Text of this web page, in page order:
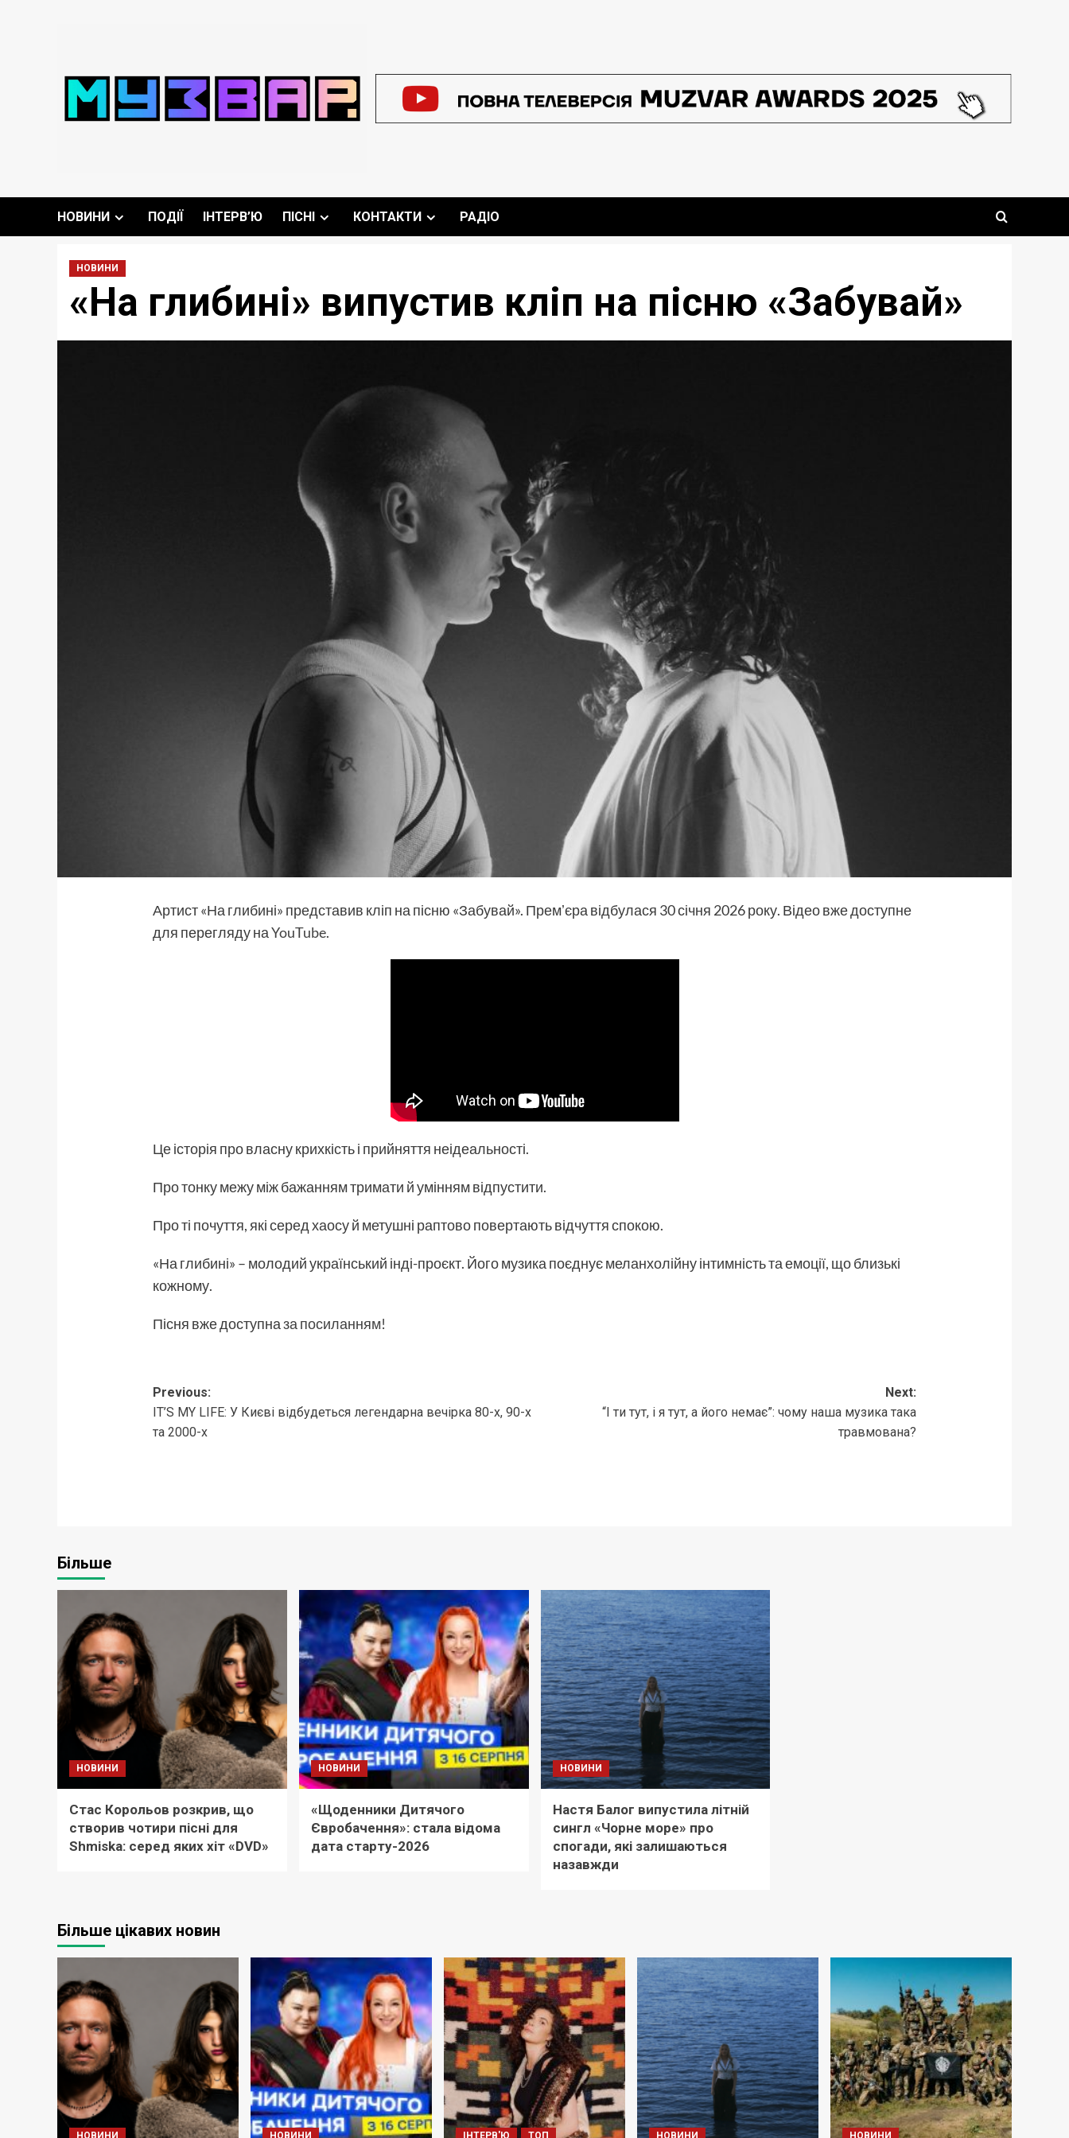
НОВИНИ ПОДІЇ ІНТЕРВ’Ю ПІСНІ КОНТАКТИ РАДІО
НОВИНИ
«На глибині» випустив кліп на пісню «Забувай»
Артист «На глибині» представив кліп на пісню «Забувай». Премʼєра відбулася 30 січня 2026 року. Відео вже доступне
для перегляду наYouTube.
Це історія про власну крихкість і прийняття неідеальності.
Про тонку межу між бажанням тримати й умінням відпустити.
Про ті почуття, які серед хаосу й метушні раптово повертають відчуття спокою.
«На глибині» – молодий український інді-проєкт. Його музика поєднує меланхолійну інтимність та емоції, що близькі
кожному.
Пісня вже доступназа посиланням!
Post
navigation
Previous:
IT’S MY LIFE: У Києві відбудеться легендарна вечірка 80-х, 90-х
та 2000-х
Next:
“І ти тут, і я тут, а його немає”: чому наша музика така
травмована?
Більше
НОВИНИ
Стас Корольов розкрив, що
створив чотири пісні для
Shmiska: серед яких хіт «DVD»
НОВИНИ
«Щоденники Дитячого
Євробачення»: стала відома
дата старту-2026
НОВИНИ
Настя Балог випустила літній
сингл «Чорне море» про
спогади, які залишаються
назавжди
Більше цікавих новин